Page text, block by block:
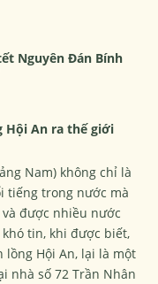
Nguyên Đán Bính
Hội An ra thế giới
Nam) không chỉ là
tiếng trong nước mà
được nhiều nước
tin, khi được biết,
Hội An, lại là một
nhà số 72 Trần Nhân